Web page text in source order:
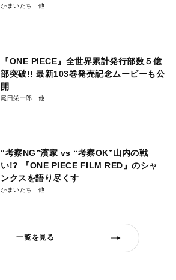
かまいたち
『ONE PIECE』全世界累計発行部数５億
部突破!! 最新103巻発売記念ムービーも公
開
尾田栄一郎
“考察NG”濱家 vs “考察OK”山内の戦
い!? 『ONE PIECE FILM RED』のシャ
ンクスを語り尽くす
かまいたち
一覧を見る